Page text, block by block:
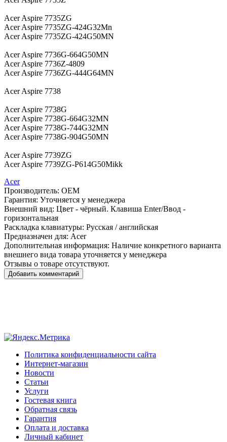
Acer Aspire 7735ZG
Acer Aspire 7735ZG-424G32Mn
Acer Aspire 7735ZG-424G50MN
Acer Aspire 7736G-664G50MN
Acer Aspire 7736Z-4809
Acer Aspire 7736ZG-444G64MN
Acer Aspire 7738
Acer Aspire 7738G
Acer Aspire 7738G-664G32MN
Acer Aspire 7738G-744G32MN
Acer Aspire 7738G-904G50MN
Acer Aspire 7739ZG
Acer Aspire 7739ZG-P614G50Mikk
Acer
Производитель: OEM
Гарантия: Уточняется у менеджера
Внешний вид: Цвет - чёрный. Клавиша Enter/Ввод -
горизонтальная
Раскладка клавиатуры: Русская / английская
Предназначен для: Acer
Дополнительная информация: Наличие конкретного варианта
внешнего вида товара уточняется у менеджера
Отзывы о товаре отсутствуют.
Добавить комментарий
Политика конфиденциальности сайта
Интернет-магазин
Новости
Статьи
Услуги
Гостевая книга
Обратная связь
Гарантия
Оплата и доставка
Личный кабинет